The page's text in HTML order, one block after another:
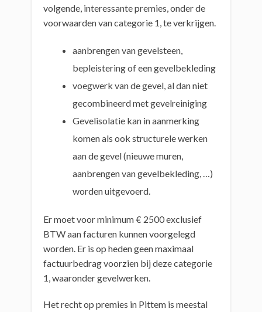
volgende, interessante premies, onder de
voorwaarden van categorie 1, te verkrijgen.
aanbrengen van gevelsteen,
bepleistering of een gevelbekleding
voegwerk van de gevel, al dan niet
gecombineerd met gevelreiniging
Gevelisolatie kan in aanmerking
komen als ook structurele werken
aan de gevel (nieuwe muren,
aanbrengen van gevelbekleding, …)
worden uitgevoerd.
Er moet voor minimum € 2500 exclusief
BTW aan facturen kunnen voorgelegd
worden. Er is op heden geen maximaal
factuurbedrag voorzien bij deze categorie
1, waaronder gevelwerken.
Het recht op premies in Pittem is meestal